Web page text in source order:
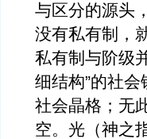
与区分的源头
没有私有制，
私有制与阶级
细结构”的社
社会晶格；无
空。光（神之